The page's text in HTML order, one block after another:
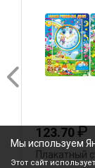
123.70₽
Плакатный
Мы используем
Этот сайт